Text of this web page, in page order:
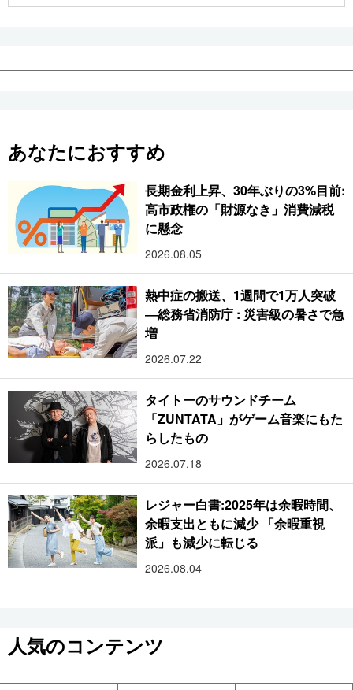
あなたにおすすめ
長期金利上昇、30年ぶりの3%目前:
高市政権の「財源なき」消費減税
に懸念
2026.08.05
熱中症の搬送、1週間で1万人突破
―総務省消防庁 : 災害級の暑さで急
増
2026.07.22
タイトーのサウンドチーム
「ZUNTATA」がゲーム音楽にもた
らしたもの
2026.07.18
レジャー白書:2025年は余暇時間、
余暇支出ともに減少 「余暇重視
派」も減少に転じる
2026.08.04
人気のコンテンツ